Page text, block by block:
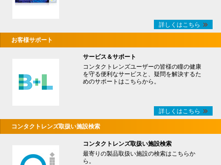
詳しくはこちら
お客様サポート
サービス＆サポート
コンタクトレンズユーザーの皆様の瞳の健康
を守る便利なサービスと、疑問を解決するた
めのサポートはこちらから。
詳しくはこちら
コンタクトレンズ取扱い施設検索
コンタクトレンズ取扱い施設検索
最寄りの製品取扱い施設の検索はこちらか
ら。